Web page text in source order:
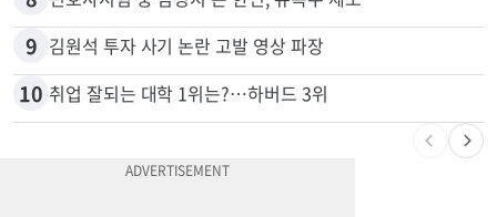
9 김원석 투자 사기 논란 고발 영상 파장
10 취업 잘되는 대학 1위는?…하버드 3위